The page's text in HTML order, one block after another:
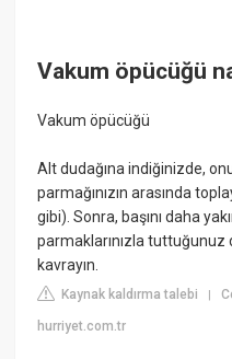
Vakum öpücüğü
Vakum öpücüğü
Alt dudağına indiğinizde,
parmağınızın arasında
gibi). Sonra, başını daha
parmaklarınızla tuttuğunuz
kavrayın.
Kaynak kaldırma talebi |
hurriyet.com.tr